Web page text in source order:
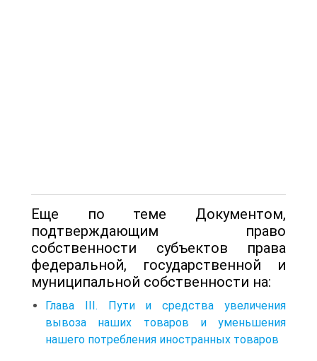
Еще по теме Документом,
подтверждающим право
собственности субъектов права
федеральной, государственной и
муниципальной собственности на:
Глава III. Пути и средства увеличения
вывоза наших товаров и уменьшения
нашего потребления иностранных товаров